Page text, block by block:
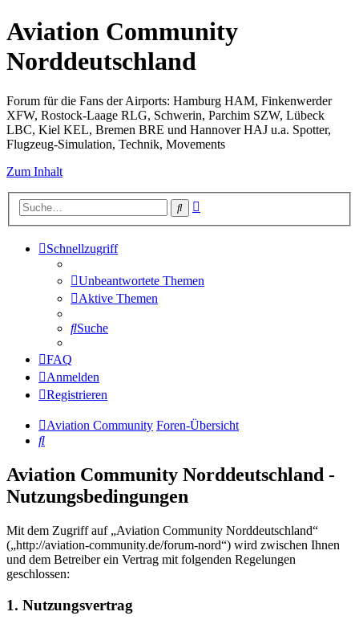
Aviation Community
Norddeutschland
Forum für die Fans der Airports: Hamburg HAM, Finkenwerder
XFW, Rostock-Laage RLG, Schwerin, Parchim SZW, Lübeck
LBC, Kiel KEL, Bremen BRE und Hannover HAJ u.a. Spotter,
Flugzeug-Simulation, Technik, Movements
Zum Inhalt
Suche
Schnellzugriff
Unbeantwortete Themen
Aktive Themen
Suche
FAQ
Anmelden
Registrieren
Aviation Community Foren-Übersicht
Suche
Aviation Community Norddeutschland -
Nutzungsbedingungen
Mit dem Zugriff auf „Aviation Community Norddeutschland“
(„http://aviation-community.de/forum-nord“) wird zwischen Ihnen
und dem Betreiber ein Vertrag mit folgenden Regelungen
geschlossen:
1. Nutzungsvertrag